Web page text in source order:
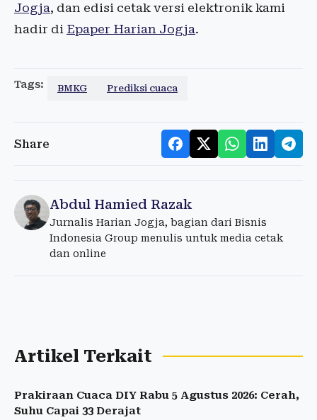
Jogja, dan edisi cetak versi elektronik kami
hadir di Epaper Harian Jogja.
Tags: BMKG Prediksi cuaca
Share
Abdul Hamied Razak
Jurnalis Harian Jogja, bagian dari Bisnis
Indonesia Group menulis untuk media cetak
dan online
Artikel Terkait
Prakiraan Cuaca DIY Rabu 5 Agustus 2026: Cerah,
Suhu Capai 33 Derajat